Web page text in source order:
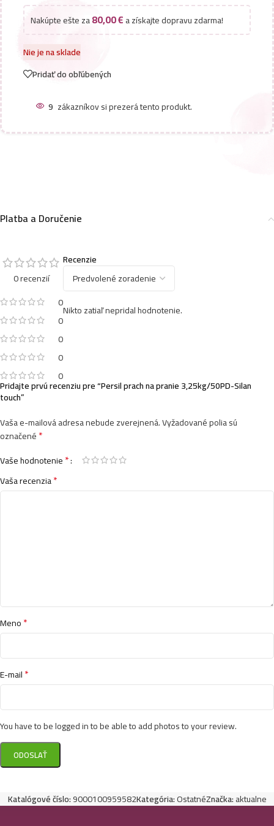
Nakúpte ešte za80,00€a získajte dopravu zdarma!
Nie je na sklade
Pridať do obľúbených
9 zákazníkov si prezerá tento produkt.
Platba a Doručenie
0 recenzií
0
0
0
0
0
Recenzie
Nikto zatiaľ nepridal hodnotenie.
Pridajte prvú recenziu pre “Persil prach na pranie 3,25kg/50PD-Silan
touch”
Vaša e-mailová adresa nebude zverejnená.Vyžadované polia sú
označené*
Vaše hodnotenie*
Vaša recenzia*
Meno*
E-mail*
You have to be logged in to be able to add photos to your review.
Katalógové číslo:9000100959582Kategória:OstatnéZnačka:aktualne